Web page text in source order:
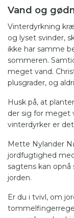
Vand og
Vinterdyrkning
og lyset svinder,
ikke har samme
sommeren.
meget vand.
plusgrader, og
Husk på, at
der sig for meget
vinterdyrker er
Mette Nylander
jordfugtighed
sagtens kan
jorden.
Er du i tvivl, om